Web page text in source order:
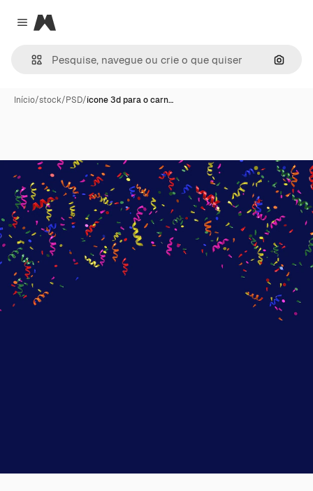
Close menu
Magnific
Início/stock/PSD/ícone 3d para o carn…